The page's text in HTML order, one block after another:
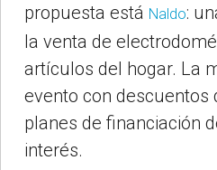
propuesta está Naldo:
la venta de
artículos del hogar. La
evento con descuentos
planes de financiación
interés.